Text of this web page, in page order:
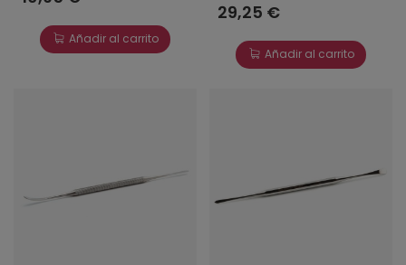
Añadir al carrito
29,25 €
Añadir al carrito